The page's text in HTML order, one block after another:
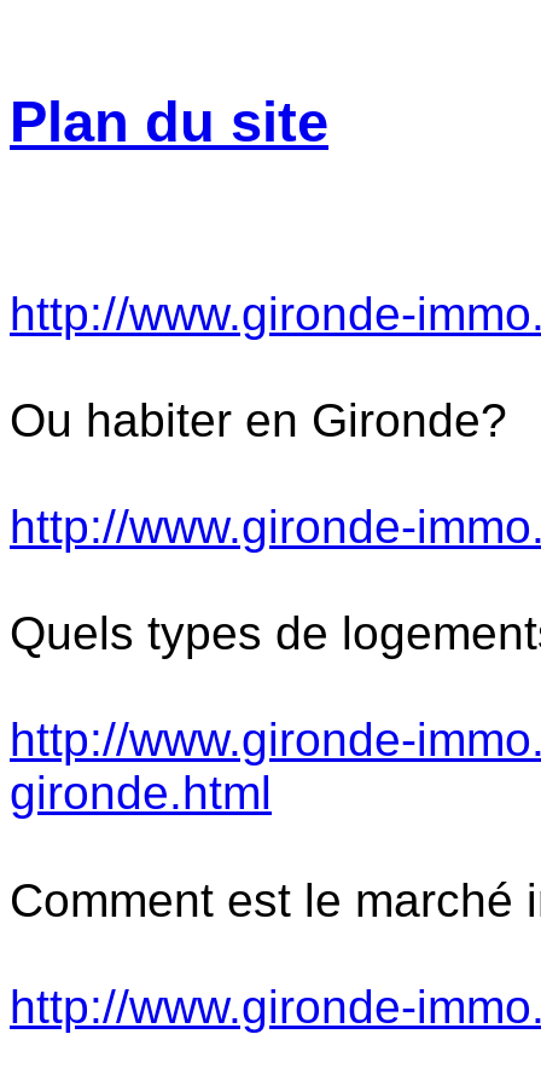
Plan du site
http://www.gironde-
Ou habiter en Gironde?
http://www.gironde-
Quels types de
http://www.gironde-
gironde.html
Comment est le marché
http://www.gironde-